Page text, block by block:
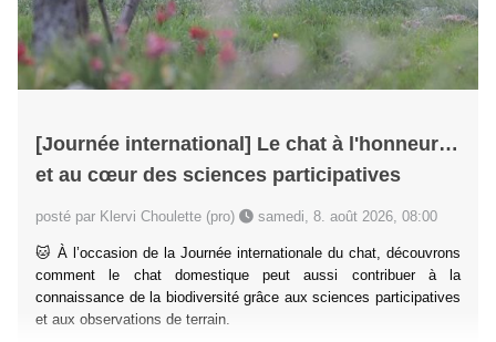
[Journée international] Le chat à l'honneur…
et au cœur des sciences participatives
posté par Klervi Choulette (pro) samedi, 8. août 2026, 08:00
🐱 À l’occasion de la Journée internationale du chat, découvrons
comment le chat domestique peut aussi contribuer à la
connaissance de la biodiversité grâce aux sciences participatives
et aux observations de terrain.